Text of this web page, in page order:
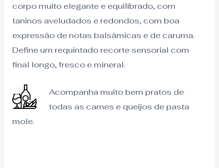
corpo muito elegante e equilibrado, com
taninos aveludados e redondos, com boa
expressão de notas balsâmicas e de caruma.
Define um requintado recorte sensorial com
final longo, fresco e mineral.
Acompanha muito bem pratos de
todas as carnes e queijos de pasta
mole.